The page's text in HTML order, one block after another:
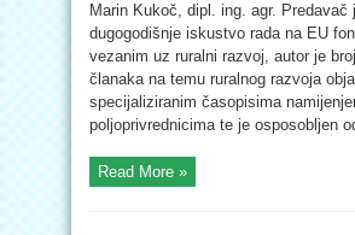
Marin Kukoč, dipl. ing. agr. Predavač
dugogodišnje iskustvo rada na EU
vezanim uz ruralni razvoj, autor je
članaka na temu ruralnog razvoja
specijaliziranim časopisima
poljoprivrednicima te je osposobljen
Read More »